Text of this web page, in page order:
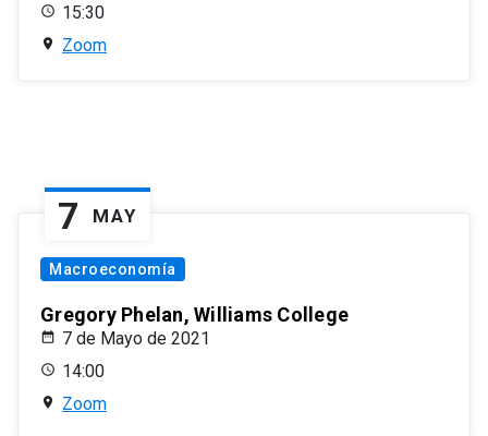
15:30
Zoom
7 MAY
Macroeconomía
Gregory Phelan, Williams College
7 de Mayo de 2021
14:00
Zoom